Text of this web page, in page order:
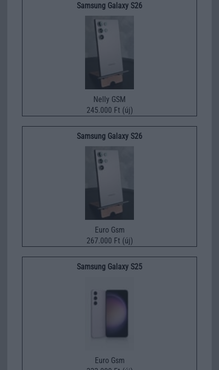
Samsung Galaxy S26
Nelly GSM
245.000 Ft (új)
Samsung Galaxy S26
Euro Gsm
267.000 Ft (új)
Samsung Galaxy S25
Euro Gsm